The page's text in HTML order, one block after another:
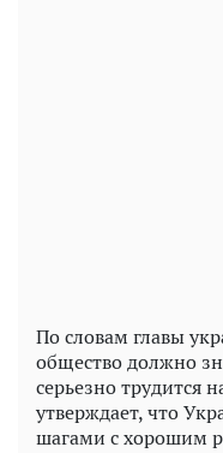
По словам главы
общество должно
серьезно трудится
утверждает, что
шагами с хорошим